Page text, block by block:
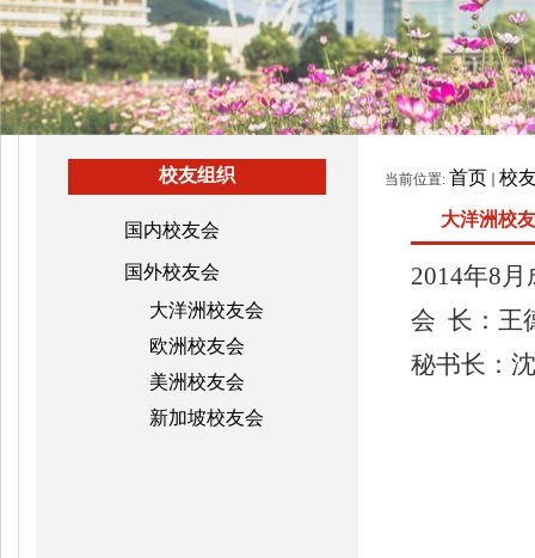
校友组织
国内校友会
国外校友会
大洋洲校友会
欧洲校友会
美洲校友会
新加坡校友会
当前位置: 首页 校
大洋洲校
2014年8月
会 长 ：王
秘书长 ：